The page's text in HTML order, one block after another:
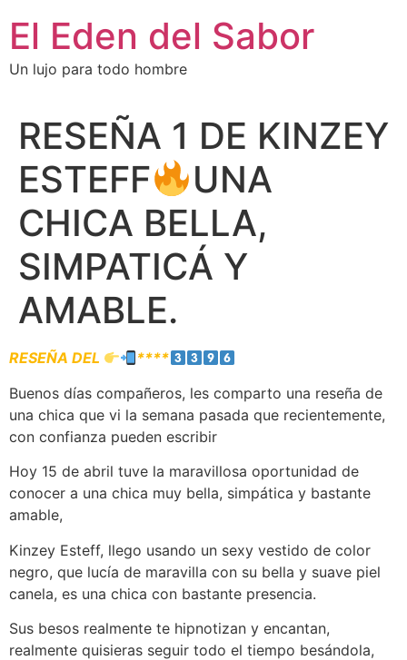
El Eden del Sabor
Un lujo para todo hombre
RESEÑA 1 DE KINZEY
ESTEFF
UNA
CHICA BELLA,
SIMPATICÁ Y
AMABLE.
RESEÑA DEL
****
Buenos días compañeros, les comparto una reseña de
una chica que vi la semana pasada que recientemente,
con confianza pueden escribir
Hoy 15 de abril tuve la maravillosa oportunidad de
conocer a una chica muy bella, simpática y bastante
amable,
Kinzey Esteff, llego usando un sexy vestido de color
negro, que lucía de maravilla con su bella y suave piel
canela, es una chica con bastante presencia.
Sus besos realmente te hipnotizan y encantan,
realmente quisieras seguir todo el tiempo besándola,